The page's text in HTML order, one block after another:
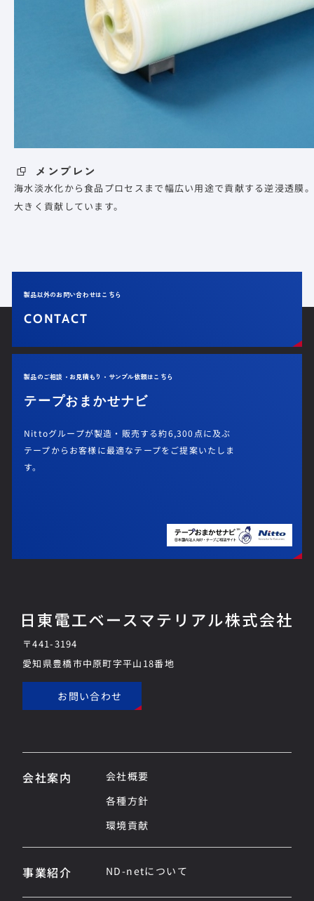
メンブレン
海水淡水化から食品プロセスまで幅広い用途で貢献する逆浸透膜
大きく貢献しています。
製品以外のお問い合わせはこちら
CONTACT
製品のご相談・お見積もり・サンプル依頼はこちら
テープおまかせナビ
Nittoグループが製造・販売する約6,300点に及ぶ
テープからお客様に最適なテープをご提案いたしま
す。
〒441-3194
愛知県豊橋市中原町字平山18番地
お問い合わせ
会社案内
会社概要
各種方針
環境貢献
事業紹介 ND-netについて